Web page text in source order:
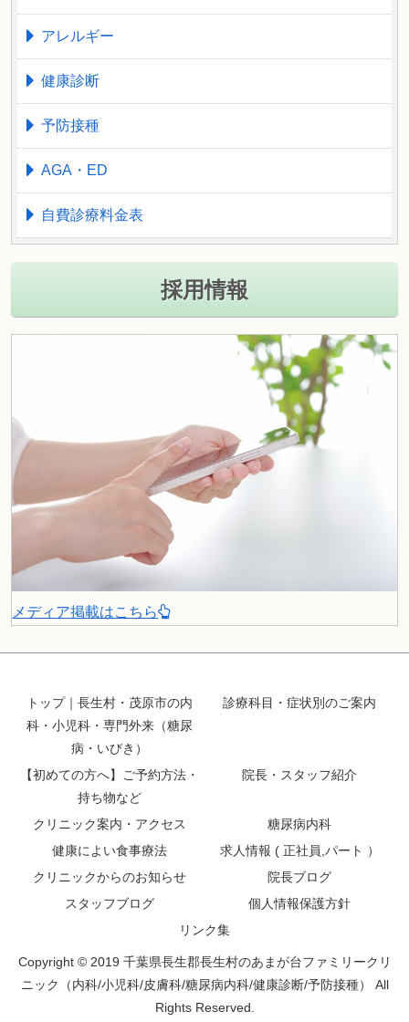
アレルギー
健康診断
予防接種
AGA・ED
自費診療料金表
採用情報
メディア掲載はこちら
トップ｜長生村・茂原市の内
科・小児科・専門外来（糖尿
病・いびき）
診療科目・症状別のご案内
【初めての方へ】ご予約方法・
持ち物など
院長・スタッフ紹介
クリニック案内・アクセス
糖尿病内科
健康によい食事療法
求人情報 ( 正社員,パート ）
クリニックからのお知らせ
院長ブログ
スタッフブログ
個人情報保護方針
リンク集
Copyright © 2019 千葉県長生郡長生村のあまが台ファミリークリ
ニック（内科/小児科/皮膚科/糖尿病内科/健康診断/予防接種） All
Rights Reserved.